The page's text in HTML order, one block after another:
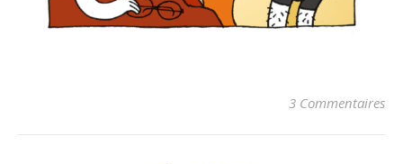
3 Commentaires